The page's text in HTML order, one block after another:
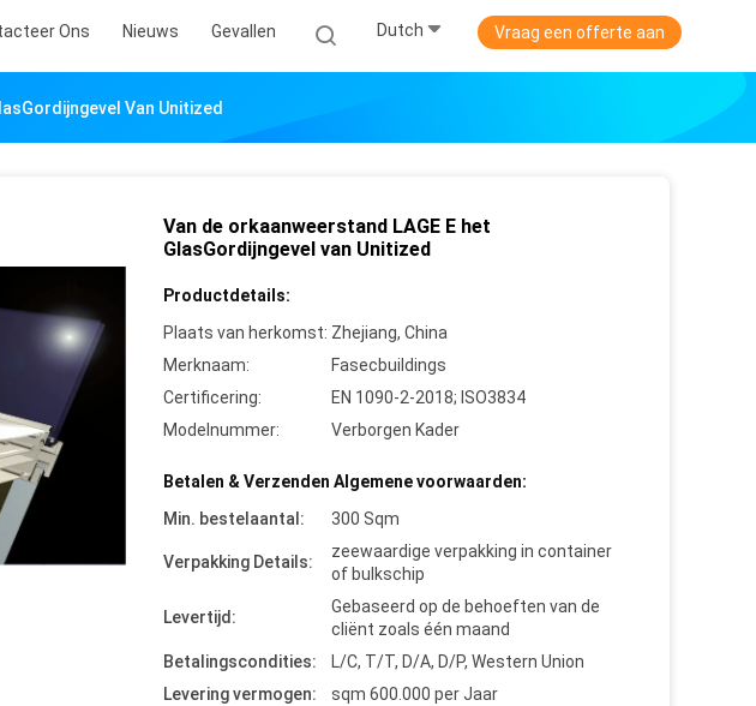
Ons Nieuws Gevallen Dutch Vraag een offerte aan
Van Unitized
Van de orkaanweerstand LAGE E het
GlasGordijngevel van Unitized
Productdetails:
Plaats van herkomst: Zhejiang, China
Merknaam:
Fasecbuildings
Certificering:
EN 1090-2-2018; ISO3834
Modelnummer:
Verborgen Kader
Betalen & Verzenden Algemene voorwaarden:
Min. bestelaantal:
300 Sqm
Verpakking Details:
zeewaardige verpakking in container
of bulkschip
Levertijd:
Gebaseerd op de behoeften van de
cliënt zoals één maand
Betalingscondities:
L/C, T/T, D/A, D/P, Western Union
Levering vermogen:
sqm 600.000 per Jaar